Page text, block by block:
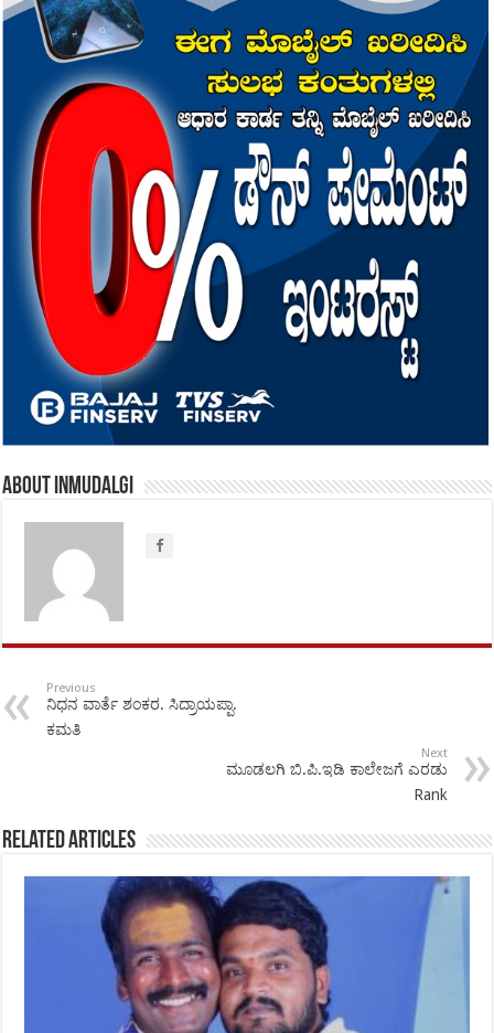
About inmudalgi
Previous
ನಿಧನ ವಾರ್ತೆ ಶಂಕರ. ಸಿದ್ರಾಯಪ್ಪಾ.
ಕಮತಿ
Next
ಮೂಡಲಗಿ ಬಿ.ಪಿ.ಇಡಿ ಕಾಲೇಜಗೆ ಎರಡು
Rank
Related Articles